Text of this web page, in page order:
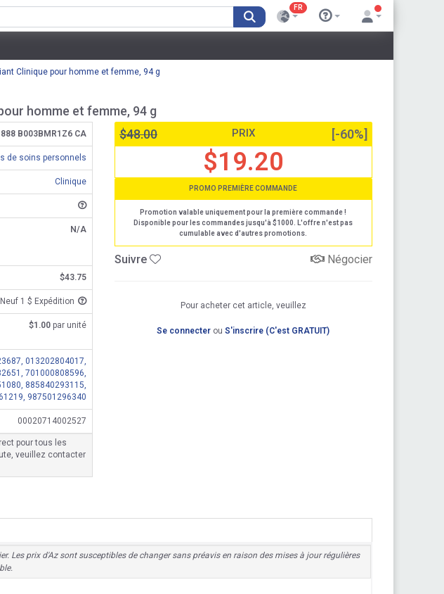
FR
Clinique pour homme et femme, 94 g
homme et femme, 94 g
888 B003BMR1Z6 CA
de soins personnels
Clinique
N/A
$43.75
Neuf 1 $ Expédition
$1.00 par unité
013202804017,
701000808596,
885840293115,
987501296340
00020714002527
pour tous les
veuillez contacter
$48.00 PRIX [-60%]
$19.20
PROMO PREMIÈRE COMMANDE
Promotion valable uniquement pour la première commande !
Disponible pour les commandes jusqu'à $1000. L'offre n'est pas
cumulable avec d'autres promotions.
Suivre Négocier
Pour acheter cet article, veuillez
Se connecter ouS'inscrire (C'est GRATUIT)
Les prix d'Az sont susceptibles de changer sans préavis en raison des mises à jour régulières